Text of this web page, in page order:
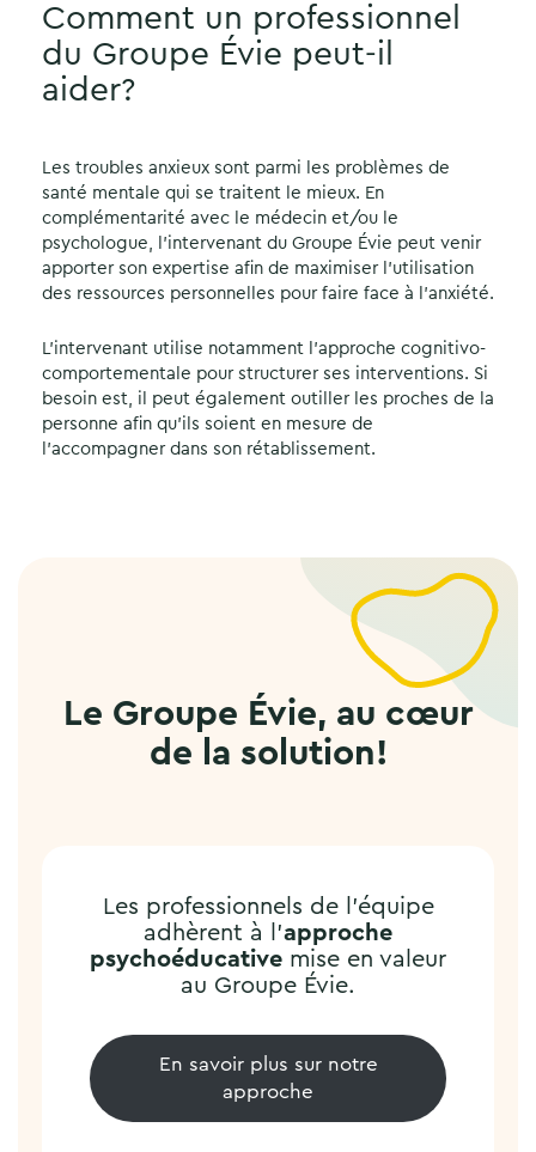
Comment un professionnel
du Groupe Évie peut-il
aider?
Les troubles anxieux sont parmi les problèmes de
santé mentale qui se traitent le mieux. En
complémentarité avec le médecin et/ou le
psychologue, l’intervenant du Groupe Évie peut venir
apporter son expertise afin de maximiser l’utilisation
des ressources personnelles pour faire face à l’anxiété.
L’intervenant utilise notamment l’approche cognitivo-
comportementale pour structurer ses interventions. Si
besoin est, il peut également outiller les proches de la
personne afin qu’ils soient en mesure de
l’accompagner dans son rétablissement.
Le Groupe Évie, au cœur
de la solution!
Les professionnels de l’équipe
adhèrent à l’approche
psychoéducative mise en valeur
au Groupe Évie.
En savoir plus sur notre
approche